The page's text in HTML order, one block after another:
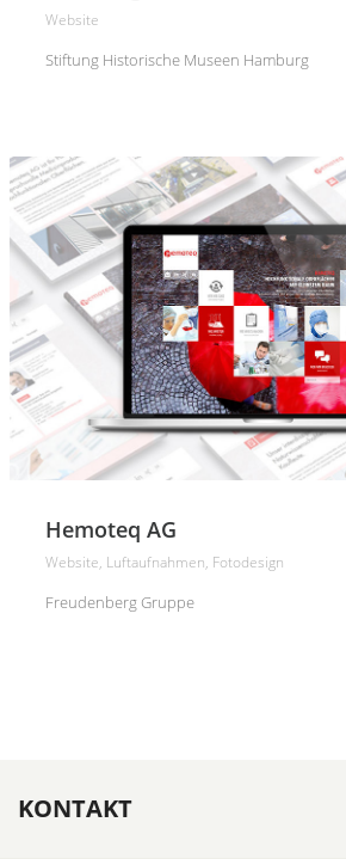
Website
Stiftung Historische Museen Hamburg
Hemoteq AG
Website, Luftaufnahmen, Fotodesign
Freudenberg Gruppe
KONTAKT